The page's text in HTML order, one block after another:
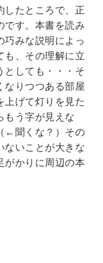
したところで、正
です。本書を読み
巧みな説明によっ
も、その理解に立
としても・・・そ
なりつつある部屋
上げて灯りを見た
もう字が見えな
←聞くな？）その
ないことが大きな
がかりに周辺の本